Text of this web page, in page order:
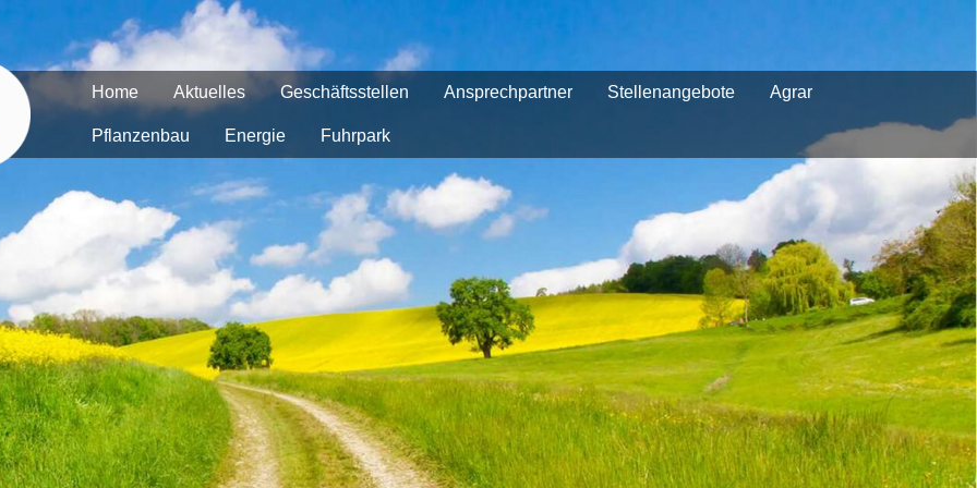
Home Aktuelles Geschäftsstellen Ansprechpartner Stellenangebote Agrar
Pflanzenbau Energie Fuhrpark